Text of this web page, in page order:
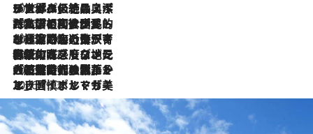
2026.8.8
リスボンの絶品スイーツ「パステル・デ・ナタ」とは？ポルトガル伝統の奥深い世界へ
2026.7.27
「私の祖国はポルトガル語です」国民的詩人フェルナンド・ペソアと、彼が愛した文学の街を歩く
2026.7.26
ポルトガル近海が育む極上の海の幸。キリリと冷えた白ワインと愉しむ、シーフード専門店の贅沢
2026.7.22
伝統の味をモダンに昇華。高感度な地元客が集う、リスボンの最旬ガストロノミー
2026.7.21
大航海時代の栄華から、震災、独裁、そして革命へ。ポルトガル・首都リスボンの石畳に刻まれた「歴史の光と影」
2026.7.13
エッセイ・ヤマザキマリ「慎ましくも美しき国 ポルトガル」